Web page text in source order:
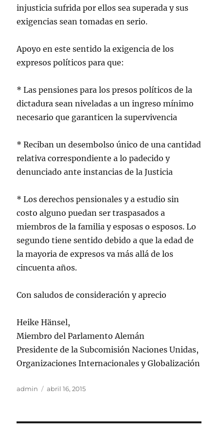
injusticia sufrida por ellos sea superada y sus
exigencias sean tomadas en serio.
Apoyo en este sentido la exigencia de los
expresos políticos para que:
* Las pensiones para los presos políticos de la
dictadura sean niveladas a un ingreso mínimo
necesario que garanticen la supervivencia
* Reciban un desembolso único de una cantidad
relativa correspondiente a lo padecido y
denunciado ante instancias de la Justicia
* Los derechos pensionales y a estudio sin
costo alguno puedan ser traspasados a
miembros de la familia y esposas o esposos. Lo
segundo tiene sentido debido a que la edad de
la mayoria de expresos va más allá de los
cincuenta años.
Con saludos de consideración y aprecio
Heike Hänsel,
Miembro del Parlamento Alemán
Presidente de la Subcomisión Naciones Unidas,
Organizaciones Internacionales y Globalización
Autor
admin
Publicado
abril 16, 2015